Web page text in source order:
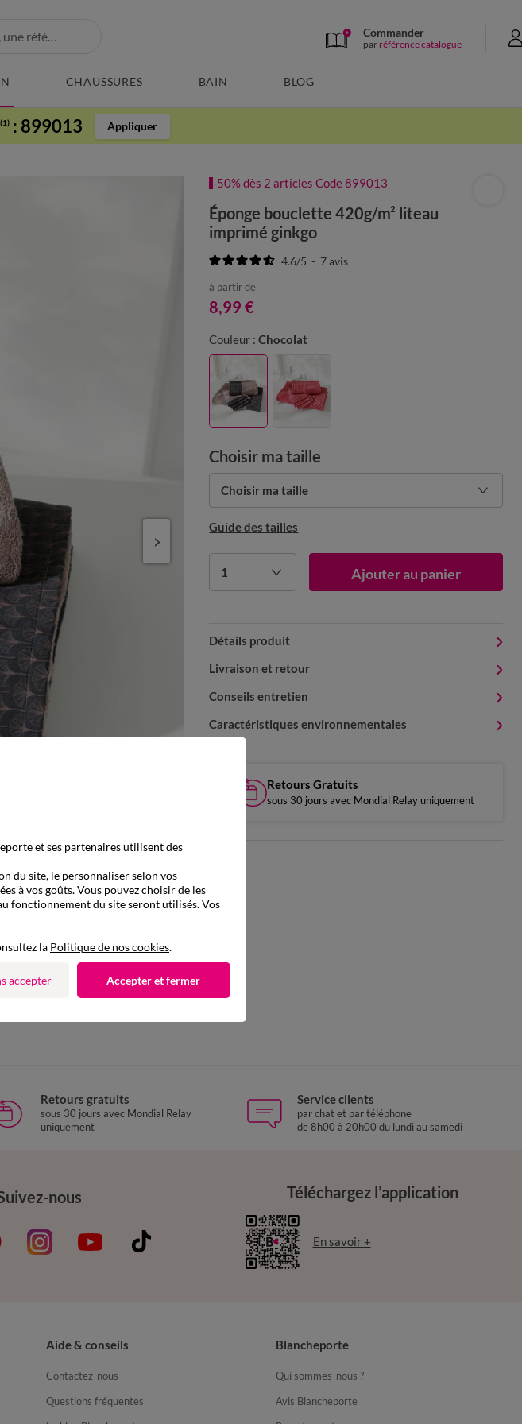
Commander
par référence catalogue
CHAUSSURES BAIN BLOG
(1) : 899013 Appliquer
-50% dès 2 articles Code 899013
Éponge bouclette 420g/m² liteau
imprimé ginkgo
4.6/5 - 7avis
à partir de
8,99 €
Couleur : Chocolat
Choisir ma taille
Choisir ma taille
Guide des tailles
1 Ajouter au panier
Détails produit
Livraison et retour
Conseils entretien
Caractéristiques environnementales
Retours Gratuits
sous 30 jours avec Mondial Relay uniquement
de bain
Retours gratuits
sous 30 jours avec Mondial Relay
uniquement
Service clients
par chat et par téléphone
de 8h00 à 20h00 du lundi au samedi
nous Téléchargez l’application
En savoir +
Aide & conseils
Contactez-nous
Questions fréquentes
Blancheporte
Qui sommes-nous ?
Avis Blancheporte
et ses partenaires utilisent des
du site, le personnaliser selon vos
à vos goûts. Vous pouvez choisir de les
fonctionnement du site seront utilisés. Vos
la Politique de nos cookies.
accepter Accepter et fermer